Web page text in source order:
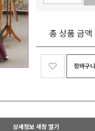
총 상품 금액
장바구니
상세정보 새창 열기